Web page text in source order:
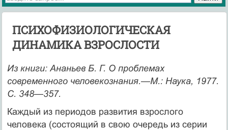
ПСИХОФИЗИОЛОГИЧЕСКАЯ
ДИНАМИКА ВЗРОСЛОСТИ
Из книги: Ананьев Б. Г. О проблемах
современного человекознания.—М.: Наука, 1977.
С. 348—357.
Каждый из периодов развития взрослого
человека (состоящий в свою очередь из серии